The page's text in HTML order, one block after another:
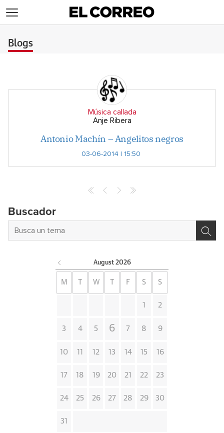
Blogs
Música callada
Anje Ribera
Antonio Machín – Angelitos negros
03-06-2014 | 15:50
Buscador
August 2026
M W F S S
1 2
3 4 5 6 7 8 9
10 11 12 13 14 15 16
17 18 19 20 21 22 23
24 25 26 27 28 29 30
31